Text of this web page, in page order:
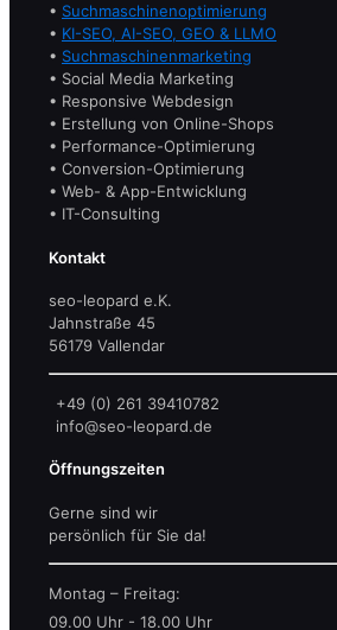
• Suchmaschinenoptimierung
• KI-SEO, AI-SEO, GEO & LLMO
• Suchmaschinenmarketing
• Social Media Marketing
• Responsive Webdesign
• Erstellung von Online-Shops
• Performance-Optimierung
• Conversion-Optimierung
• Web- & App-Entwicklung
• IT-Consulting
Kontakt
seo-leopard e.K.
Jahnstraße 45
56179 Vallendar
+49 (0) 261 39410782
info@seo-leopard.de
Öffnungszeiten
Gerne sind wir
persönlich für Sie da!
Montag – Freitag:
09.00 Uhr - 18.00 Uhr